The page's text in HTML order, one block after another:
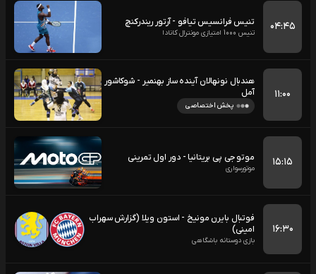
۰۴:۴۵ تنیس فرانسیس تیافو - آرتور ریندرکنچ
تنیس 1000 امتیازی مونترال کانادا
۱۱:۰۰
هندبال نونهالان آینده ساز بهنمیر - شوکاشور
آمل
پخش اختصاصی
۱۵:۱۵ موتو جی پی بریتانیا - دور اول تمرینی
موتورسواری
۱۶:۳۰
فوتبال بایرن مونیخ - استون ویلا (گزارش سهراب
امینی)
بازی دوستانه باشگاهی